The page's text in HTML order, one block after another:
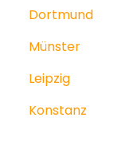
Dortmund
Münster
Leipzig
Konstanz